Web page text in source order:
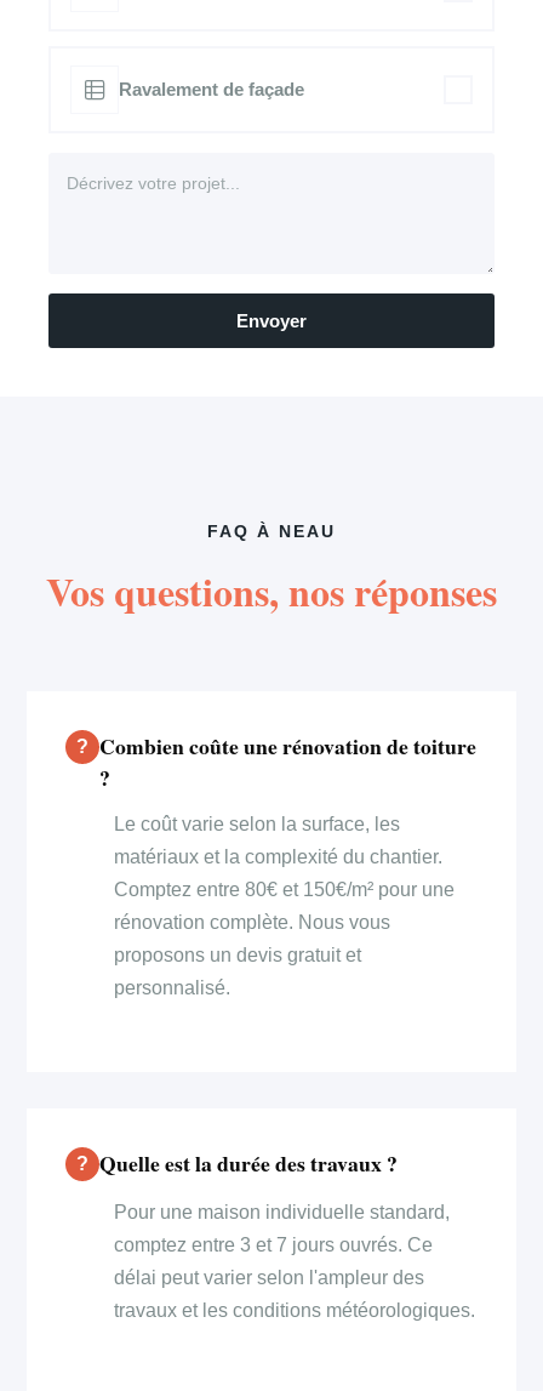
Ravalement de façade
Envoyer
FAQ À NEAU
Vos questions, nos réponses
Combien coûte une rénovation de toiture
?
Le coût varie selon la surface, les
matériaux et la complexité du chantier.
Comptez entre 80€ et 150€/m² pour une
rénovation complète. Nous vous
proposons un devis gratuit et
personnalisé.
Quelle est la durée des travaux ?
Pour une maison individuelle standard,
comptez entre 3 et 7 jours ouvrés. Ce
délai peut varier selon l'ampleur des
travaux et les conditions météorologiques.